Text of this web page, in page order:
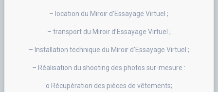
– location du Miroir d’Essayage Virtuel ;
– transport du Miroir d’Essayage Virtuel ;
– Installation technique du Miroir d’Essayage Virtuel ;
– Réalisation du shooting des photos sur-mesure :
o Récupération des pièces de vêtements;